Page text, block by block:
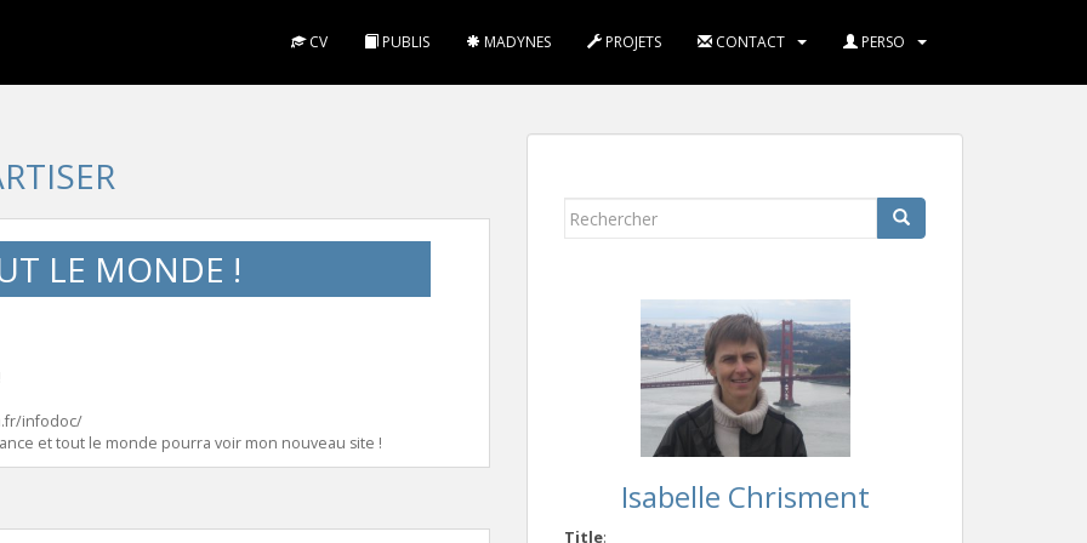
CV PUBLIS MADYNES PROJETS CONTACT PERSO
LE MONDE !
infodoc/
et tout le monde pourra voir mon nouveau site !
Rechercher...
Isabelle Chrisment
Title: